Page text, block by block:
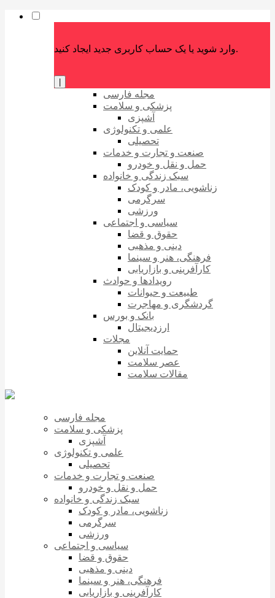
وارد شوید یا یک حساب کاربری جدید ایجاد کنید.
مجله فارسی
پزشکی و سلامت
آشپزی
علمی و تکنولوژی
تحصیلی
صنعت و تجارت و خدمات
حمل و نقل و خودرو
سبک زندگی و خانواده
زناشویی، مادر و کودک
سرگرمی
ورزشی
سیاسی و اجتماعی
حقوق و قضا
دینی و مذهبی
فرهنگی، هنر و سینما
کارآفرینی و بازاریابی
رویدادها و حوادث
طبیعت و حیوانات
گردشگری و مهاجرت
بانک و بورس
ارزدیجیتال
مجلات
حمایت آنلاین
عصر سلامت
مقالات سلامت
مجله فارسی
پزشکی و سلامت
آشپزی
علمی و تکنولوژی
تحصیلی
صنعت و تجارت و خدمات
حمل و نقل و خودرو
سبک زندگی و خانواده
زناشویی، مادر و کودک
سرگرمی
ورزشی
سیاسی و اجتماعی
حقوق و قضا
دینی و مذهبی
فرهنگی، هنر و سینما
کارآفرینی و بازاریابی